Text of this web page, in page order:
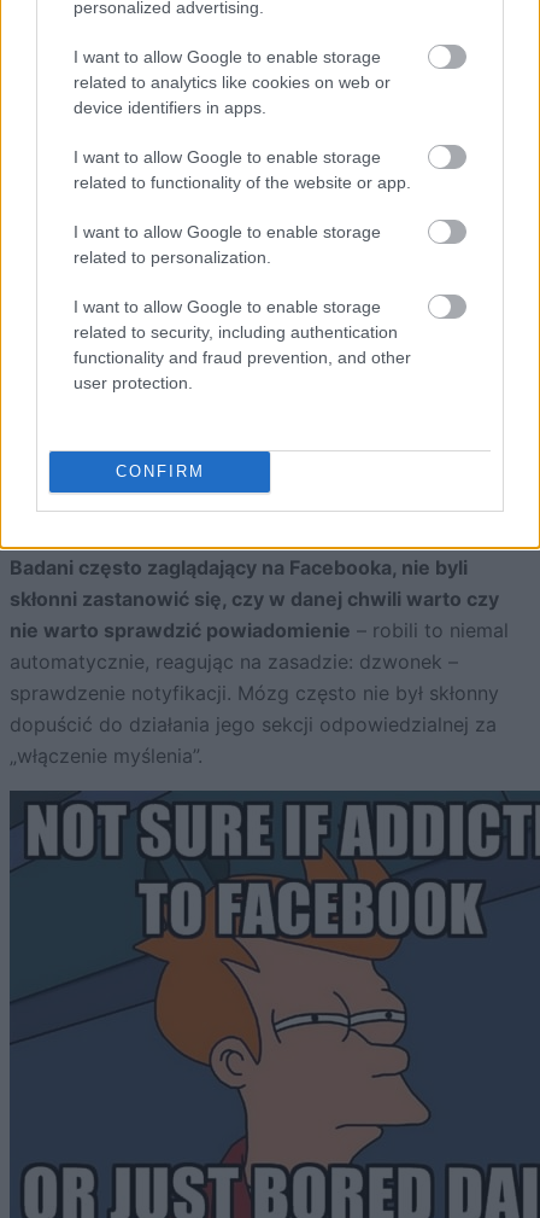
personalized advertising.
I want to allow Google to enable storage
related to analytics like cookies on web or
device identifiers in apps.
I want to allow Google to enable storage
related to functionality of the website or app.
I want to allow Google to enable storage
related to personalization.
I want to allow Google to enable storage
related to security, including authentication
functionality and fraud prevention, and other
user protection.
CONFIRM
ad
Pierwszy system odpowiada za schematy działań niemal
podświadomie, w reakcji na bodźce (takie jak widok
powiadomienia z mediów społecznościowych).
Drugi system działa nieco wolniej, jest bardziej
tym te niemal bezwarunkowe, którymi zarządza system
pierwszy. Może pomóc kontrolować odruchy, ale musi
to odbywać się „z głową”.
Badani często zaglądający na Facebooka, nie byli
skłonni zastanowić się, czy w danej chwili warto czy
nie warto sprawdzić powiadomienie – robili to niemal
automatycznie, reagując na zasadzie: dzwonek –
sprawdzenie notyfikacji. Mózg często nie był skłonny
dopuścić do działania jego sekcji odpowiedzialnej za
„włączenie myślenia”.